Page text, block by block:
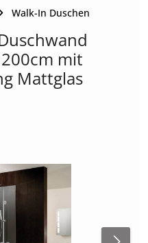
Walk-In Duschen
mit
Mattglas